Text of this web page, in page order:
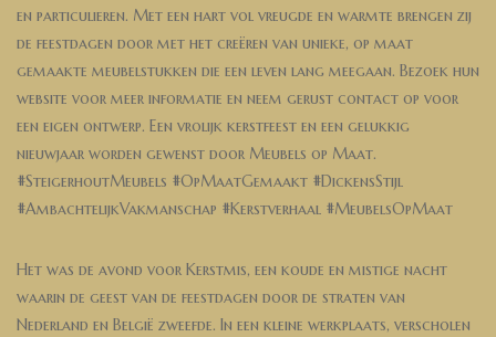
en particulieren. Met een hart vol vreugde en warmte brengen zij
de feestdagen door met het creëren van unieke, op maat
gemaakte meubelstukken die een leven lang meegaan. Bezoek hun
website voor meer informatie en neem gerust contact op voor
een eigen ontwerp. Een vrolijk kerstfeest en een gelukkig
nieuwjaar worden gewenst door Meubels op Maat.
#SteigerhoutMeubels #OpMaatGemaakt #DickensStijl
#AmbachtelijkVakmanschap #Kerstverhaal #MeubelsOpMaat
Het was de avond voor Kerstmis, een koude en mistige nacht
waarin de geest van de feestdagen door de straten van
Nederland en België zweefde. In een kleine werkplaats, verscholen